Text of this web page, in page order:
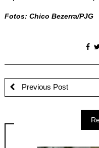
Fotos: Chico Bezerra/PJG
Previous Post